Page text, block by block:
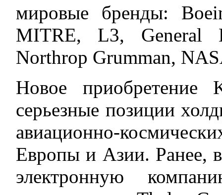
мировые бренды:
MITRE, L3, General
Northrop Grumman,
Новое приобретение
серьезные позиции
авиационно-
Европы и Азии. Ранее,
электронную